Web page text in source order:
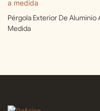
Pérgola Exterior De Aluminio
Medida